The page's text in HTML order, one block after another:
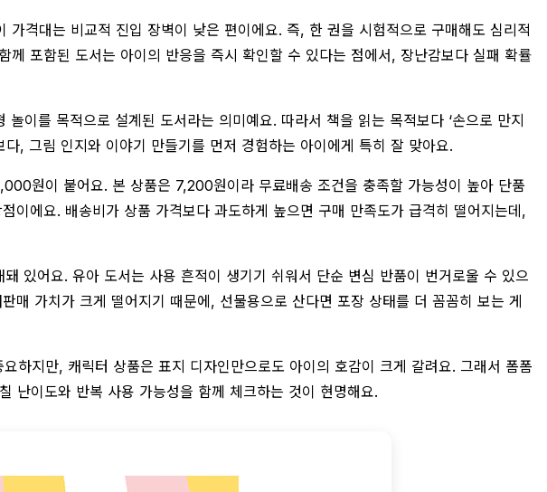
격대는 비교적 진입 장벽이 낮은 편이에요. 즉, 한 권을 시험적으로 구매해도 심리적
포함된 도서는 아이의 반응을 즉시 확인할 수 있다는 점에서, 장난감보다 실패 확률
이를 목적으로 설계된 도서라는 의미예요. 따라서 책을 읽는 목적보다 ‘손으로 만지
, 그림 인지와 이야기 만들기를 먼저 경험하는 아이에게 특히 잘 맞아요.
원이 붙어요. 본 상품은 7,200원이라 무료배송 조건을 충족할 가능성이 높아 단품
이에요. 배송비가 상품 가격보다 과도하게 높으면 구매 만족도가 급격히 떨어지는데,
있어요. 유아 도서는 사용 흔적이 생기기 쉬워서 단순 변심 반품이 번거로울 수 있으
매 가치가 크게 떨어지기 때문에, 선물용으로 산다면 포장 상태를 더 꼼꼼히 보는 게
하지만, 캐릭터 상품은 표지 디자인만으로도 아이의 호감이 크게 갈려요. 그래서 폼폼
난이도와 반복 사용 가능성을 함께 체크하는 것이 현명해요.